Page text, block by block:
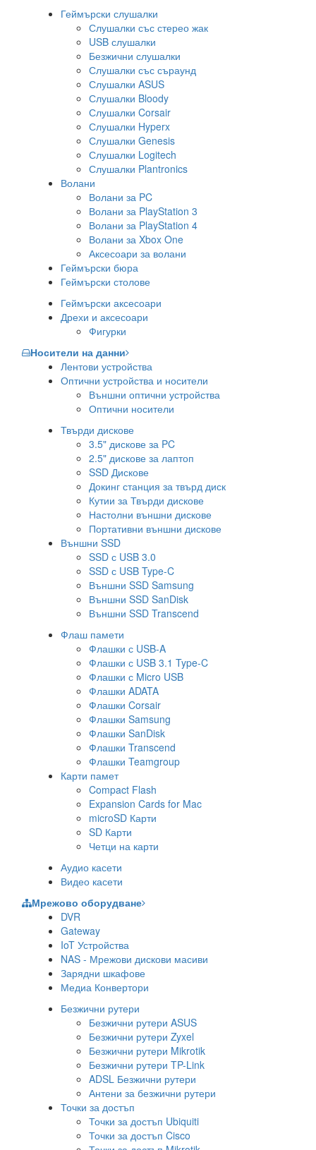
Геймърски слушалки
Слушалки със стерео жак
USB слушалки
Безжични слушалки
Слушалки със съраунд
Слушалки ASUS
Слушалки Bloody
Слушалки Corsair
Слушалки Hyperx
Слушалки Genesis
Слушалки Logitech
Слушалки Plantronics
Волани
Волани за PC
Волани за PlayStation 3
Волани за PlayStation 4
Волани за Xbox One
Аксесоари за волани
Геймърски бюра
Геймърски столове
Геймърски аксесоари
Дрехи и аксесоари
Фигурки
Носители на данни
Лентови устройства
Оптични устройства и носители
Външни оптични устройства
Оптични носители
Твърди дискове
3.5" дискове за PC
2.5" дискове за лаптоп
SSD Дискове
Докинг станция за твърд диск
Кутии за Твърди дискове
Настолни външни дискове
Портативни външни дискове
Външни SSD
SSD с USB 3.0
SSD с USB Type-C
Външни SSD Samsung
Външни SSD SanDisk
Външни SSD Transcend
Флаш памети
Флашки с USB-A
Флашки с USB 3.1 Type-C
Флашки с Micro USB
Флашки ADATA
Флашки Corsair
Флашки Samsung
Флашки SanDisk
Флашки Transcend
Флашки Teamgroup
Карти памет
Compact Flash
Expansion Cards for Mac
microSD Карти
SD Карти
Четци на карти
Аудио касети
Видео касети
Мрежово оборудване
DVR
Gateway
IoT Устройства
NAS - Мрежови дискови масиви
Зарядни шкафове
Медиа Конвертори
Безжични рутери
Безжични рутери ASUS
Безжични рутери Zyxel
Безжични рутери Mikrotik
Безжични рутери TP-Link
ADSL Безжични рутери
Антени за безжични рутери
Точки за достъп
Точки за достъп Ubiquiti
Точки за достъп Cisco